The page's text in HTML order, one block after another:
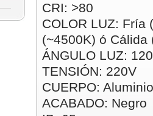
CRI: >80
COLOR LUZ: Fría
(~4500K) ó Cálida
ÁNGULO LUZ:
TENSIÓN: 220V
CUERPO: Aluminio
ACABADO: Negro